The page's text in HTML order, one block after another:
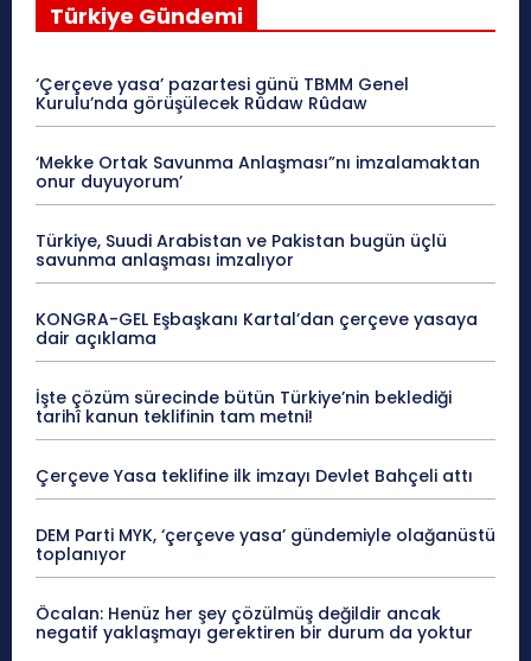
Türkiye Gündemi
‘Çerçeve yasa’ pazartesi günü TBMM Genel
Kurulu’nda görüşülecek Rûdaw Rûdaw
‘Mekke Ortak Savunma Anlaşması”nı imzalamaktan
onur duyuyorum’
Türkiye, Suudi Arabistan ve Pakistan bugün üçlü
savunma anlaşması imzalıyor
KONGRA-GEL Eşbaşkanı Kartal’dan çerçeve yasaya
dair açıklama
İşte çözüm sürecinde bütün Türkiye’nin beklediği
tarihî kanun teklifinin tam metni!
Çerçeve Yasa teklifine ilk imzayı Devlet Bahçeli attı
DEM Parti MYK, ‘çerçeve yasa’ gündemiyle olağanüstü
toplanıyor
Öcalan: Henüz her şey çözülmüş değildir ancak
negatif yaklaşmayı gerektiren bir durum da yoktur